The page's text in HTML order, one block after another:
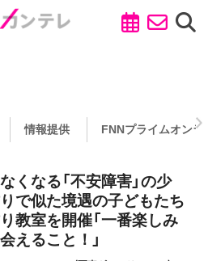
情報提供 FNNプライムオンラ
くなる「不安障害」の少
で似た境遇の子どもたち
室を開催「一番楽しみ
えること！」